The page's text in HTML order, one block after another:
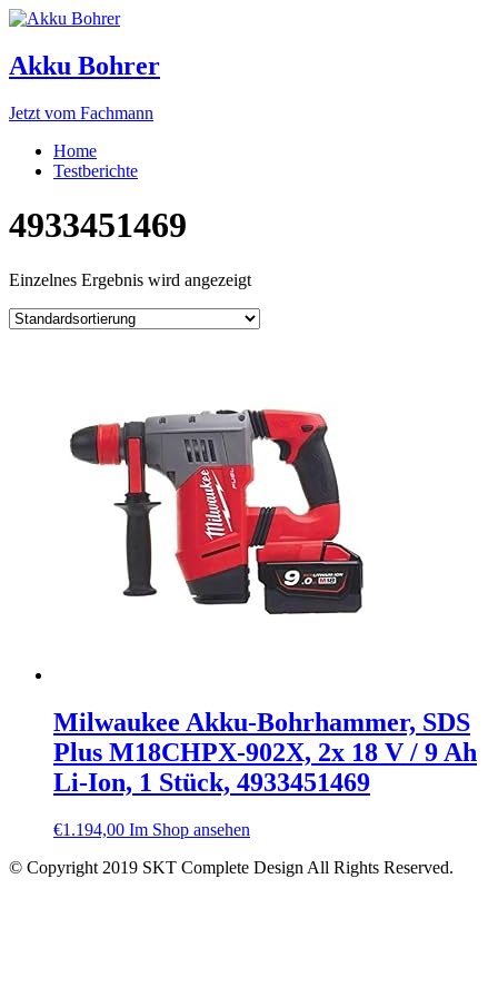
Akku Bohrer
Jetzt vom Fachmann
Home
Testberichte
4933451469
Einzelnes Ergebnis wird angezeigt
Milwaukee Akku-Bohrhammer, SDS
Plus M18CHPX-902X, 2x 18 V / 9 Ah
Li-Ion, 1 Stück, 4933451469
€1.194,00 Im Shop ansehen
© Copyright 2019 SKT Complete Design All Rights Reserved.